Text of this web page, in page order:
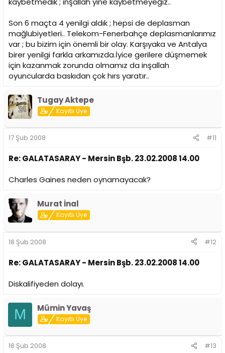
Son 6 maçta 4 yenilgi aldık ; hepsi de deplasman
mağlubiyetleri.. Telekom-Fenerbahçe deplasmanlarımız
var ; bu bizim için önemli bir olay. Karşıyaka ve Antalya
birer yenilgi farkla arkamızda.İyice gerilere düşmemek
için kazanmak zorunda olmamız da inşallah
oyuncularda baskıdan çok hırs yaratır..
Tugay Aktepe
Kayıtlı Üye
17 Şub 2008 #11
Re: GALATASARAY - Mersin Bşb. 23.02.2008 14.00
Charles Gaines neden oynamayacak?
Murat İnal
Kayıtlı Üye
18 Şub 2008 #12
Re: GALATASARAY - Mersin Bşb. 23.02.2008 14.00
Diskalifiyeden dolayı.
M Mümin Yavaş
Kayıtlı Üye
18 Şub 2008 #13